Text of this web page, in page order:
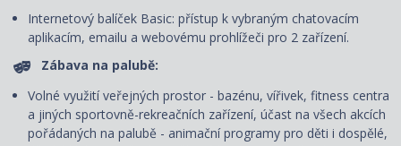
Internetový balíček Basic: přístup k vybraným chatovacím
aplikacím, emailu a webovému prohlížeči pro 2 zařízení.
Zábava na palubě:
Volné využití veřejných prostor - bazénu, vířivek, fitness centra
a jiných sportovně-rekreačních zařízení, účast na všech akcích
pořádaných na palubě - animační programy pro děti i dospělé,